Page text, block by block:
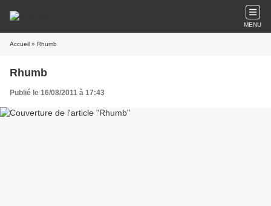
MENU
Accueil » Rhumb
Rhumb
Publié le 16/08/2011 à 17:43